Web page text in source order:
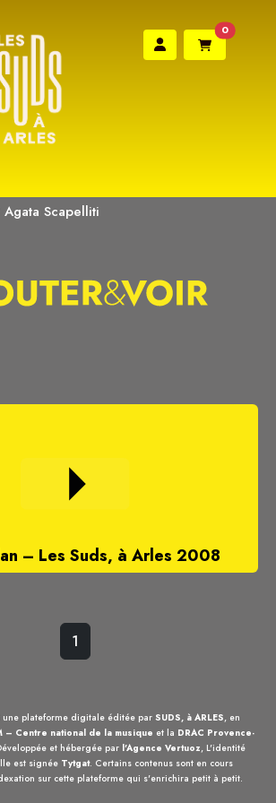
0
Agata Scapelliti
– Les Suds, à Arles 2008
1
une plateforme digitale éditée par SUDS, à ARLES, en
– Centre national de la musique et la DRAC Provence-
et hébergée par l'Agence Vertuoz, L'identité
est signée Tytgat. Certains contenus sont en cours
sur cette plateforme qui s'enrichira petit à petit.